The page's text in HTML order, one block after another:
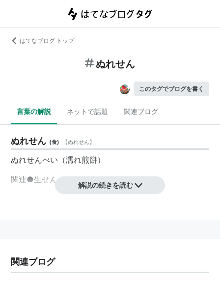
はてなブログ トップ
ぬれせん
このタグでブログを書く
言葉の解説 ネットで話題 関連ブログ
ぬれせん (食) 【ぬれせん】
ぬれせんべい（濡れ煎餅）
関連●生せんべい
解説の続きを読む
関連ブログ